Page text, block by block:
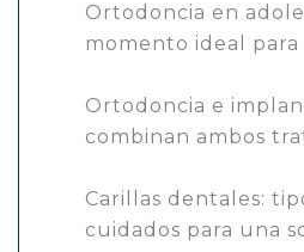
Ortodoncia en
momento ideal para
Ortodoncia e
combinan ambos
Carillas dentales:
cuidados para una